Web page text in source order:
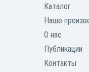
Каталог
Наше
О нас
Публикации
Контакты